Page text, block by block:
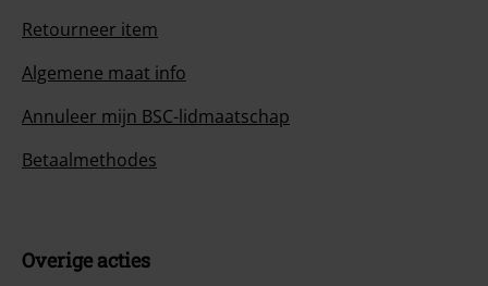
Retourneer item
Algemene maat info
Annuleer mijn BSC-lidmaatschap
Betaalmethodes
Overige acties